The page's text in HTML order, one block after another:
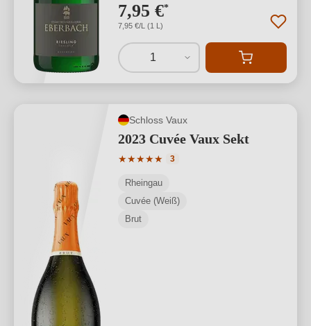
7,95 €*
7,95 €/L (1 L)
1
Schloss Vaux
2023 Cuvée Vaux Sekt
★★★★★
Durchschnittliche Bewertung von 5
3
Rheingau
Cuvée (Weiß)
Brut